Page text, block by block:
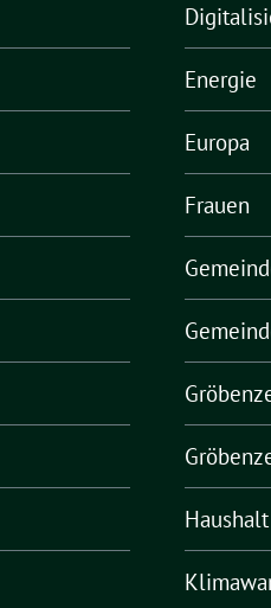
Energie
Europa
Frauen
Haushalt